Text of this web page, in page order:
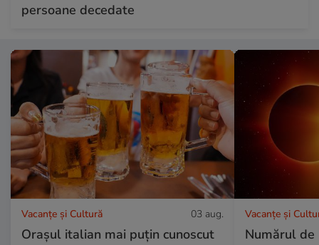
persoane decedate
Vacanțe și Cultură 03 aug.
Orașul italian mai puțin cunoscut
Vacanțe și
Numărul de